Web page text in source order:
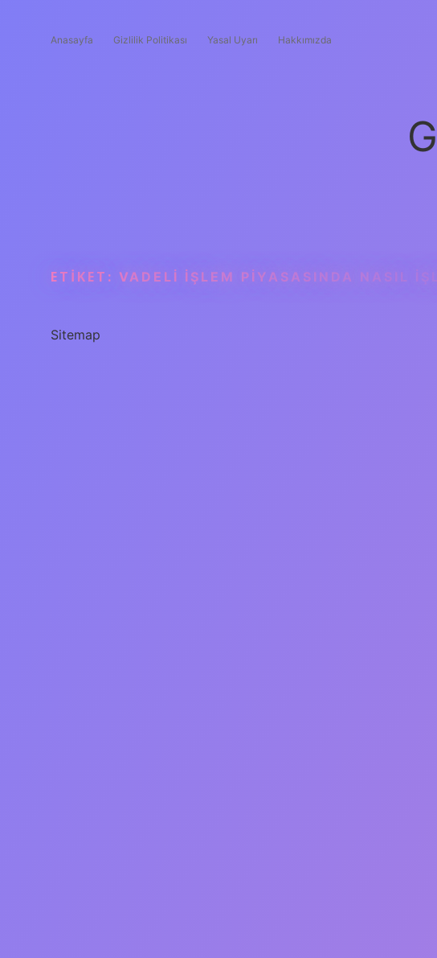
Anasayfa Gizlilik Politikası Yasal Uyarı Hakkımızda
ETIKET: VADELI IŞLEM PIYASASINDA NASIL
Sitemap